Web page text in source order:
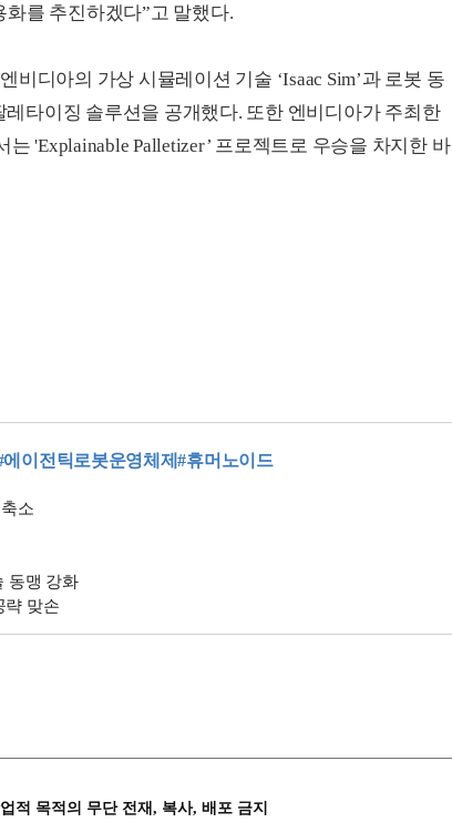
를 추진하겠다”고 말했다.
비디아의 가상 시뮬레이션 기술 ‘Isaac Sim’과 로봇 동
타이징 솔루션을 공개했다. 또한 엔비디아가 주최한
'Explainable Palletizer’ 프로젝트로 우승을 차지한 바
에이전틱로봇운영체제#휴머노이드
소
동맹 강화
략 맞손
적 목적의 무단 전재, 복사, 배포 금지